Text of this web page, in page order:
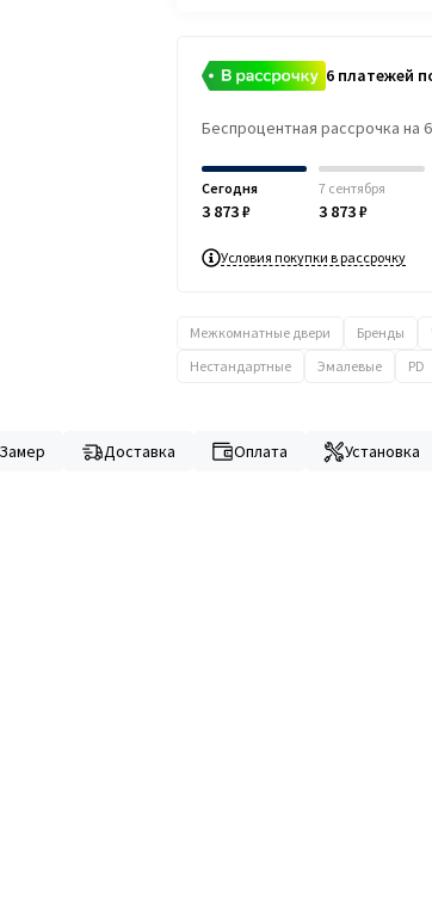
6 платежей
Беспроцентная рассрочка на
Сегодня
3 873 ₽
7 сентября
3 873 ₽
Условия покупки в рассрочку
Межкомнатные двери Бренды
Нестандартные
Эмалевые PD
Замер Доставка Оплата Установка